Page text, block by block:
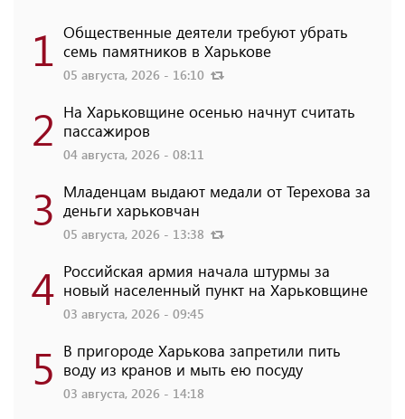
1 Общественные деятели требуют убрать
семь памятников в Харькове
05 августа, 2026 - 16:10
2 На Харьковщине осенью начнут считать
пассажиров
04 августа, 2026 - 08:11
3 Младенцам выдают медали от Терехова за
деньги харьковчан
05 августа, 2026 - 13:38
4 Российская армия начала штурмы за
новый населенный пункт на Харьковщине
03 августа, 2026 - 09:45
5 В пригороде Харькова запретили пить
воду из кранов и мыть ею посуду
03 августа, 2026 - 14:18